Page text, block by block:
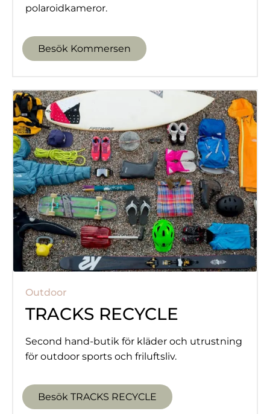
polaroidkameror.
Besök Kommersen
Outdoor
TRACKS RECYCLE
Second hand-butik för kläder och utrustning
för outdoor sports och friluftsliv.
Besök TRACKS RECYCLE